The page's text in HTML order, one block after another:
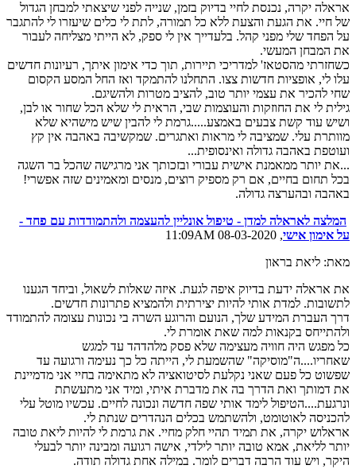
אראלה יקרה, נכנסת לחיי בדיוק בזמן, שנייה לפני שיצאתי למבחן הגדול
של חיי. את הגעת והצעת ללא כל תמורה, לתת לי כלים שיעזרו לי להתגבר
על הפחד שלי מפני קהל. בלעדייך אין לי ספק, לא הייתי מצליחה לעבור
את המבחן המעשי.
כשחזרתי מהסטאז' למדריכי תיירות, תוך כדי אימון איתך, רעיונות חדשים
עלו לי, אופציות חדשות צצו. התחלנו להתמקד ואז החל המסע הקסום
שחי להכיר את עצמי יותר טוב, להציב מטרות ולהשיגם.
גילית לי את החוזקות והעוצמות שבי, הראית לי שלא הכל שחור או לבן,
ושיש עוד קשת צבעים באמצע.....גרמת לי להבין שיש מישהיא שלא
מוותרת עלי. שמציבה לי מראות ואתגרים. שמקשיבה באהבה אין קץ
ועוטפת באהבה גדולה ואינסופית...
...את יותר ממאמנת אישית עבורי ובזכותך אני מרגישה שהכל בר השגה
בכל תחום בחיים, אם רק מספיק רוצים, מנסים ומאמינים שזה אפשרי!
באהבה ובהערצה גדולה.
המלצה לאראלה למדן - טיפול אונליין להעצמה ולהתמודדות עם פחד -
על אימון אישי, 08-03-2020 11:09AM
מאת: ליאת בראון
את אראלה ידעת בדיוק איפה לגעת. איזה שאלות לשאול, וביחד הגענו
לתשובות. למדת אותי להיות יצירתית ולהמציא פתרונות חדשים.
דרך העברת המידע שלך, הנועם והרוגע השרה בי נכונות עצומה להתמודד
ולהתייחס בקנאות למה שאת אומרת לי.
כל מפגש היה חוויה מעצימה שלא פסק מלהדהד עד למגש
שאחריו....ה"מוסיקה" שהשמעת לי, הייתה כל כך נעימה ורגועה עד
שפשוט כל פעם שאני נקלעת לסיטואציה לא מתאימה בחיי אני מדמיינת
את דמותך ואת הדרך בה את מדברת איתי, ומיד אני מתעשתת
ונרגעת....הטיפול לימד אותי שפה חדשה ונכונה לחיים. עכשיו מוטל עלי
להכניסה לאוטומט, ולהשתמש בכלים הנהדרים שנתת לי.
אראלוש יקרה, את תמיד תהיי חלק מחיי. את גרמת לי להיות ליאת טובה
יותר לליאת, אמא טובה יותר לילדי, אישה רגועה ומבינה יותר לבעלי
היקר, ויש עוד הרבה דברים לומר. במילה אחת גדולה תודה.